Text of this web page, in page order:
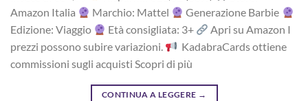
Amazon Italia
Marchio: Mattel
Generazione Barbie
Edizione: Viaggio
Età consigliata: 3+
Apri su Amazon I
prezzi possono subire variazioni.
KadabraCards ottiene
commissioni sugli acquisti Scopri di più
CONTINUA A LEGGERE →